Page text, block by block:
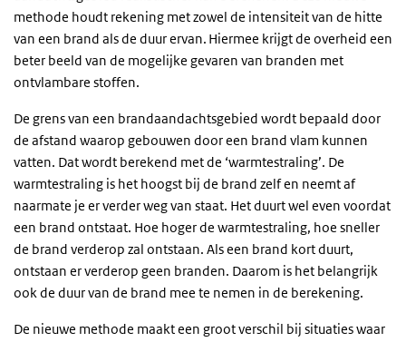
methode houdt rekening met zowel de intensiteit van de hitte
van een brand als de duur ervan. Hiermee krijgt de overheid een
beter beeld van de mogelijke gevaren van branden met
ontvlambare stoffen.
De grens van een brandaandachtsgebied wordt bepaald door
de afstand waarop gebouwen door een brand vlam kunnen
vatten. Dat wordt berekend met de ‘warmtestraling’. De
warmtestraling is het hoogst bij de brand zelf en neemt af
naarmate je er verder weg van staat. Het duurt wel even voordat
een brand ontstaat. Hoe hoger de warmtestraling, hoe sneller
de brand verderop zal ontstaan. Als een brand kort duurt,
ontstaan er verderop geen branden. Daarom is het belangrijk
ook de duur van de brand mee te nemen in de berekening.
De nieuwe methode maakt een groot verschil bij situaties waar